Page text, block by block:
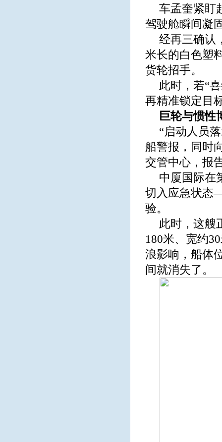
车孟奎紧盯
驾驶舱瞬间凝
经再三确认
米长的白色塑
货轮招手。
此时，若“
再精准锁定目
巨轮与惯性
“启动人员
船警报，同时
交管中心，报
中厦国际在
切入应急状态
验。
此时，这艘
180米、宽约
浪影响，船体
间就消失了。